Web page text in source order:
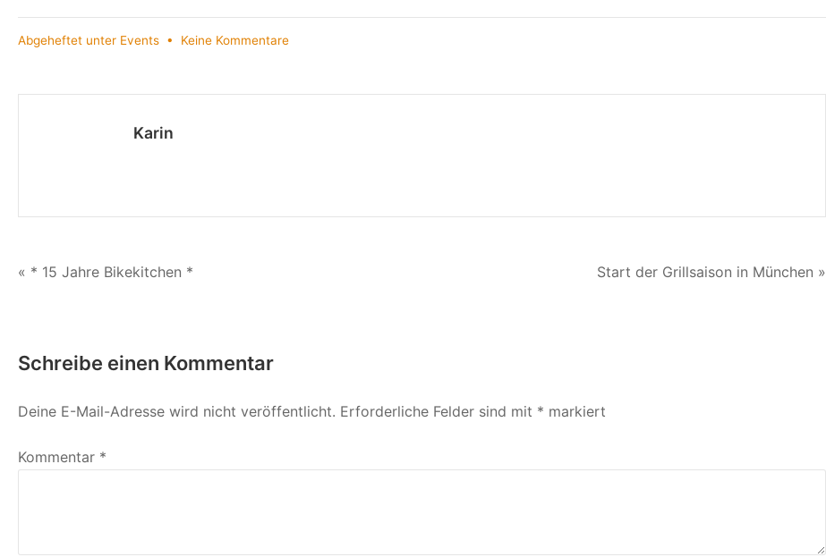
Abgeheftet unter Events • Keine Kommentarezu
Karin
Beitragsnavigation Start der Grillsaison in München »
« * 15 Jahre Bikekitchen *
Schreibe einen Kommentar
Deine E-Mail-Adresse wird nicht veröffentlicht. Erforderliche Felder sind mit * markiert
Kommentar *